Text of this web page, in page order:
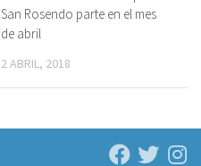
San Rosendo parte en el mes
de abril
2 ABRIL, 2018